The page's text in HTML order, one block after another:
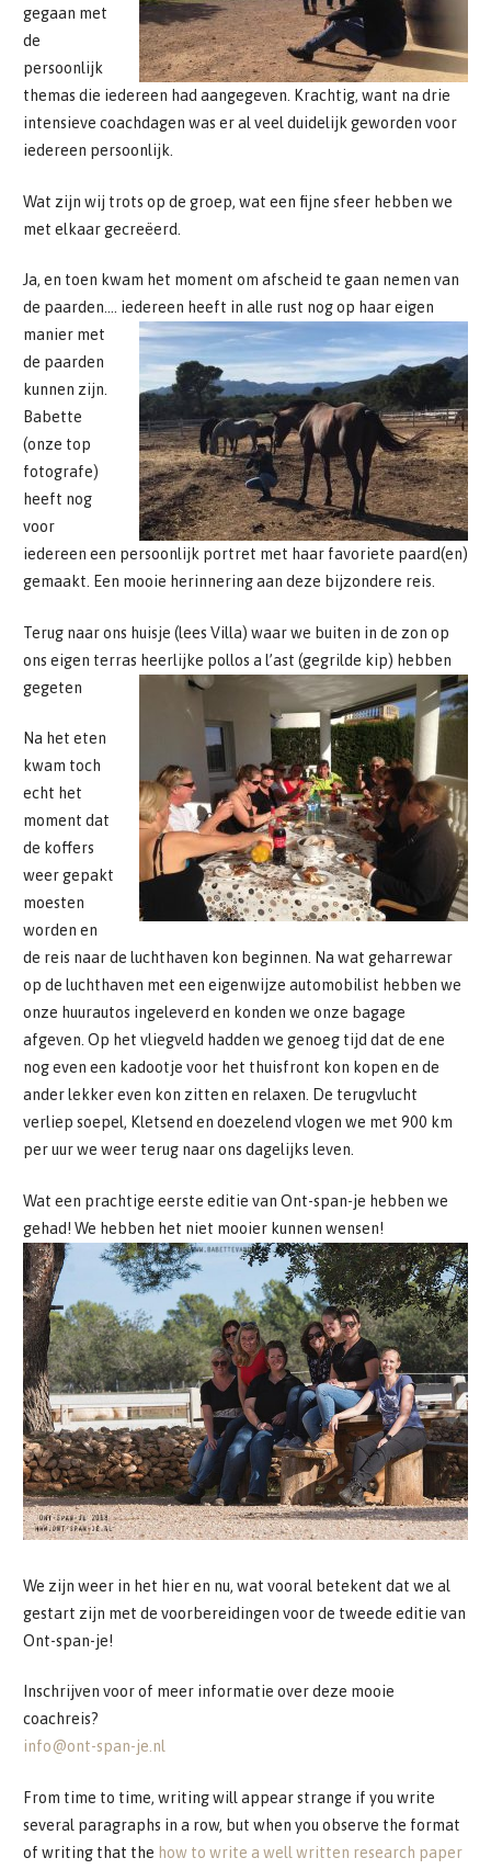
gegaan met
de
persoonlijk
themas die iedereen had aangegeven. Krachtig, want na drie
intensieve coachdagen was er al veel duidelijk geworden voor
iedereen persoonlijk.
Wat zijn wij trots op de groep, wat een fijne sfeer hebben we
met elkaar gecreëerd.
Ja, en toen kwam het moment om afscheid te gaan nemen van
de paarden…. iedereen heeft in alle rust nog op haar eigen
manier met
de paarden
kunnen zijn.
Babette
(onze top
fotografe)
heeft nog
voor
iedereen een persoonlijk portret met haar favoriete paard(en)
gemaakt. Een mooie herinnering aan deze bijzondere reis.
Terug naar ons huisje (lees Villa) waar we buiten in de zon op
ons eigen terras heerlijke pollos a l’ast (gegrilde kip) hebben
gegeten
Na het eten
kwam toch
echt het
moment dat
de koffers
weer gepakt
moesten
worden en
de reis naar de luchthaven kon beginnen. Na wat geharrewar
op de luchthaven met een eigenwijze automobilist hebben we
onze huurautos ingeleverd en konden we onze bagage
afgeven. Op het vliegveld hadden we genoeg tijd dat de ene
nog even een kadootje voor het thuisfront kon kopen en de
ander lekker even kon zitten en relaxen. De terugvlucht
verliep soepel, Kletsend en doezelend vlogen we met 900 km
per uur we weer terug naar ons dagelijks leven.
Wat een prachtige eerste editie van Ont-span-je hebben we
gehad! We hebben het niet mooier kunnen wensen!
We zijn weer in het hier en nu, wat vooral betekent dat we al
gestart zijn met de voorbereidingen voor de tweede editie van
Ont-span-je!
Inschrijven voor of meer informatie over deze mooie
coachreis?
info@ont-span-je.nl
From time to time, writing will appear strange if you write
several paragraphs in a row, but when you observe the format
of writing that the how to write a well written research paper